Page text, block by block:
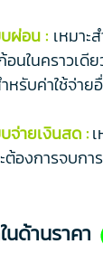
ผ่อน : เหมาะ
อนในคราวเดี
หรับค่าใช้จ่าย
จ่ายเงินสด :เ
องการจบกา
นด้านราคา